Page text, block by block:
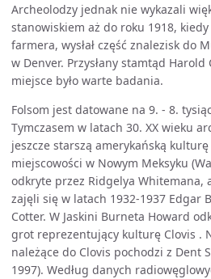
Archeolodzy jednak nie wykazali
stanowiskiem aż do roku 1918,
farmera, wysłał część znalezisk do
w Denver. Przysłany stamtąd Harold
miejsce było warte badania.
Folsom jest datowane na 9. - 8.
Tymczasem w latach 30. XX wieku
jeszcze starszą amerykańską
miejscowości w Nowym Meksyku
odkryte przez Ridgelya Whitemana,
zajęli się w latach 1932-1937 Edgar
Cotter. W Jaskini Burneta Howard
grot reprezentujący kulturę Clovis .
należące do Clovis pochodzi z Dent
1997). Według danych